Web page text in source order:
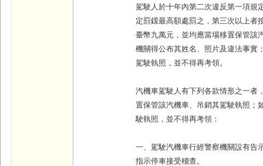
駕駛人於十年內第二次違反第一項規
定罰鍰最高額處罰之，第三次以上者
臺幣九萬元，並均應當場移置保管該
機關得公布其姓名、照片及違法事實
駕駛執照，並不得再考領。
汽機車駕駛人有下列各款情形之一者
置保管該汽機車、吊銷其駕駛執照；
駛執照，並不得再考領：
一、駕駛汽機車行經警察機關設有告
指示停車接受稽查。